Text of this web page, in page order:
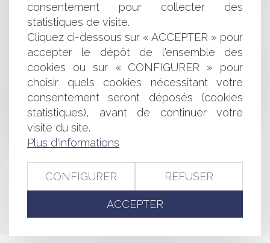
communes ou d'une communauté d'agglomération
Bientôt la possibilité de déshériter ses enfants
Canal + et BeIn Sports: pas de concurrence déloyale
Rupture conventionnelle et transaction
Rapport du CNNum sur la neutralité des plateformes
Exonération des plus-values immobilières réalisées par
des non-résidents au titre de la cession d'un logement
situé en France
Sociétés non cotées et rachat d'actions : les conditions
d’établissement du rapport de l’expert
La réforme de la carte des Régions : procédure
... 324 325 326 328 329
>>
consentement pour collecter des
statistiques de visite.
Cliquez ci-dessous sur « ACCEPTER » pour
accepter le dépôt de l'ensemble des
cookies ou sur « CONFIGURER » pour
choisir quels cookies nécessitant votre
consentement seront déposés (cookies
statistiques), avant de continuer votre
visite du site.
Plus d'informations
CONFIGURER REFUSER
ACCEPTER